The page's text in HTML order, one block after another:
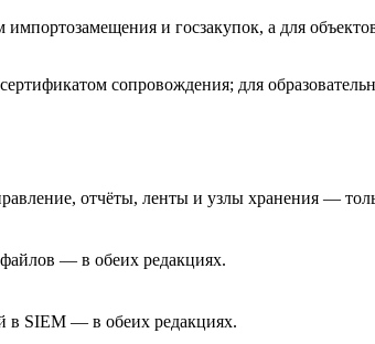
импортозамещения и госзакупок, а для
сопровождения; для
отчёты, ленты и узлы хранения —
— в обеих редакциях.
в SIEM — в обеих редакциях.